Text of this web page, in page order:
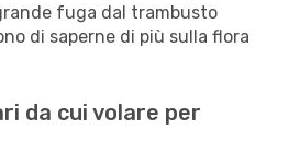
fuga dal trambusto
di saperne di più sulla flora
da cui volare per